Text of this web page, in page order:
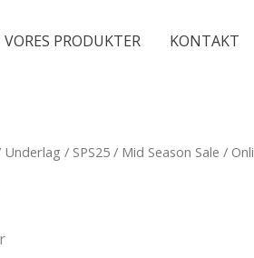
VORES PRODUKTER KONTAKT
Underlag / SPS25 / Mid Season Sale /